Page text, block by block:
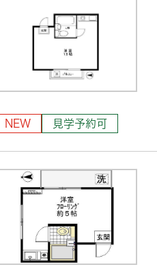
NEW 見学予約可